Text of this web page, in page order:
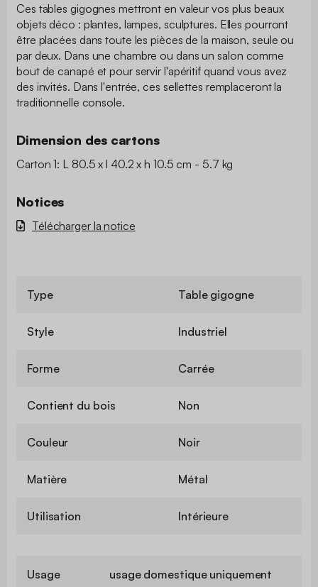
Ces tables gigognes mettront en valeur vos plus beaux
objets déco : plantes, lampes, sculptures. Elles pourront
être placées dans toute les pièces de la maison, seule ou
par deux. Dans une chambre ou dans un salon comme
bout de canapé et pour servir l'apéritif quand vous avez
des invités. Dans l'entrée, ces sellettes remplaceront la
traditionnelle console.
Dimension des cartons
Carton 1: L 80.5 x l 40.2 x h 10.5 cm - 5.7 kg
Notices
Télécharger la notice
Type Table gigogne
Style Industriel
Forme Carrée
Contient du bois Non
Couleur Noir
Matière Métal
Utilisation Intérieure
Usage usage domestique uniquement